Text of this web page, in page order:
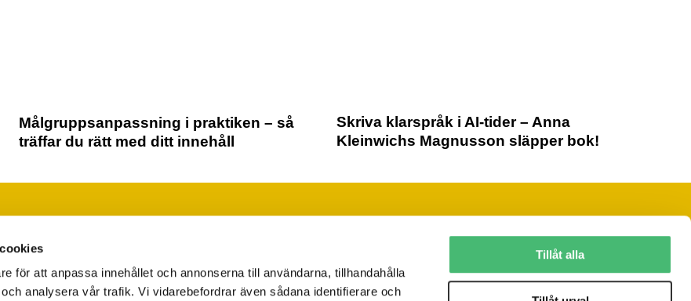
för att anpassa innehållet och annonserna till användarna, tillhandahålla
analysera vår trafik. Vi vidarebefordrar även sådana identifierare och
Tillåt alla
Målgruppsanpassning i praktiken – så
träffar du rätt med ditt innehåll
Skriva klarspråk i AI-tider – Anna
Kleinwichs Magnusson släpper bok!
Följ oss på sociala medier
Vill du ha vårt nyhetsbrev?